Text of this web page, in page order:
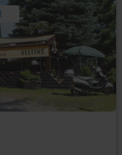
Foto: © booking.com